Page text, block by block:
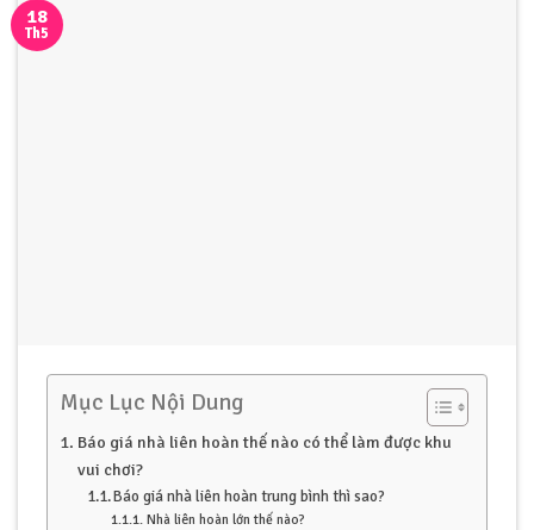
18
Th5
Mục Lục Nội Dung
Báo giá nhà liên hoàn thế nào có thể làm được khu
vui chơi?
Báo giá nhà liên hoàn trung bình thì sao?
Nhà liên hoàn lớn thế nào?